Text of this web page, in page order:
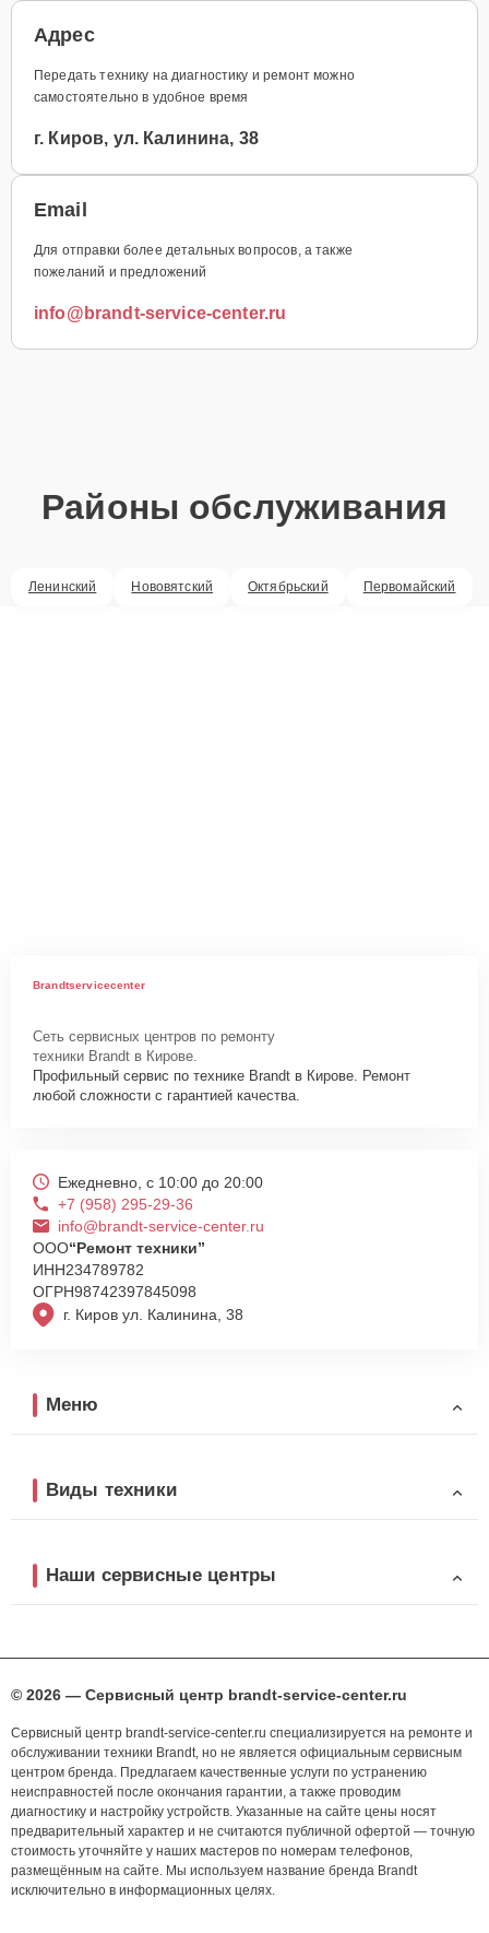
Адрес
Передать технику на диагностику и ремонт можно
самостоятельно в удобное время
г. Киров, ул. Калинина, 38
Email
Для отправки более детальных вопросов, а также
пожеланий и предложений
info@brandt-service-center.ru
Районы обслуживания
Ленинский Нововятский Октябрьский Первомайский
Brandtservicecenter
Сеть сервисных центров по ремонту
техники Brandt в Кирове.
Профильный сервис по технике Brandt в Кирове. Ремонт
любой сложности с гарантией качества.
г. Киров ул. Калинина, 38
Ежедневно, с 10:00 до 20:00
+7 (958) 295-29-36
info@brandt-service-center.ru
ООО“Ремонт техники”
ИНН234789782
ОГРН98742397845098
Меню
Виды техники
Наши сервисные центры
© 2026 — Сервисный центр brandt-service-center.ru
Сервисный центр brandt-service-center.ru специализируется на ремонте и
обслуживании техники Brandt, но не является официальным сервисным
центром бренда. Предлагаем качественные услуги по устранению
неисправностей после окончания гарантии, а также проводим
диагностику и настройку устройств. Указанные на сайте цены носят
предварительный характер и не считаются публичной офертой — точную
стоимость уточняйте у наших мастеров по номерам телефонов,
размещённым на сайте. Мы используем название бренда Brandt
исключительно в информационных целях.